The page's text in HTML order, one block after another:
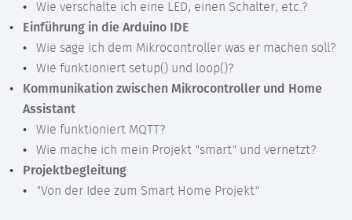
Wie verschalte ich eine LED, einen Schalter, etc.?
Einführung in die Arduino IDE
Wie sage ich dem Mikrocontroller was er machen soll?
Wie funktioniert setup() und loop()?
Kommunikation zwischen Mikrocontroller und Home
Assistant
Wie funktioniert MQTT?
Wie mache ich mein Projekt "smart" und vernetzt?
Projektbegleitung
"Von der Idee zum Smart Home Projekt"